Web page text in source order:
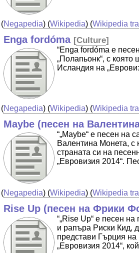
(Negapedia) (Wikipedia) (Wikipedia
Enga fordóma [Culture]
“Enga fordóma е
„Полапьонк“, с която
Исландия на
(Negapedia) (Wikipedia) (Wikipedia
Maybe (песен на
“„Maybe“ е песен на
Валентина Монета, с
страната си на
„Евровизия 2014“.
(Negapedia) (Wikipedia) (Wikipedia
Rise Up (песен на Фрики
“„Rise Up“ е песен
и рапъра Риски Кид,
представи Гърция на
„Евровизия 2014“,